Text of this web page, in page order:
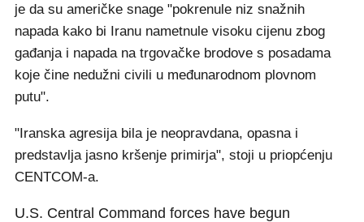
je da su američke snage "pokrenule niz snažnih
napada kako bi Iranu nametnule visoku cijenu zbog
gađanja i napada na trgovačke brodove s posadama
koje čine nedužni civili u međunarodnom plovnom
putu".
"Iranska agresija bila je neopravdana, opasna i
predstavlja jasno kršenje primirja", stoji u priopćenju
CENTCOM-a.
U.S. Central Command forces have begun